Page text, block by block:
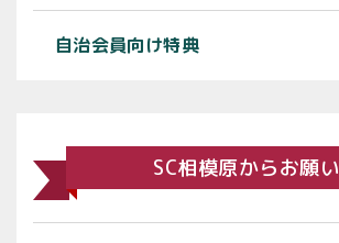
自治会員向け特典
SC相模原からお願い